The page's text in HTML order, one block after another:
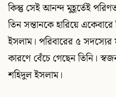
কিন্তু সেই আনন্দ মুহূর্তেই
তিন সন্তানকে হারিয়ে
ইসলাম। পরিবারের ৫ সদস্যের
কারণে বেঁচে গেছেন তিনি।
শহিদুল ইসলাম।